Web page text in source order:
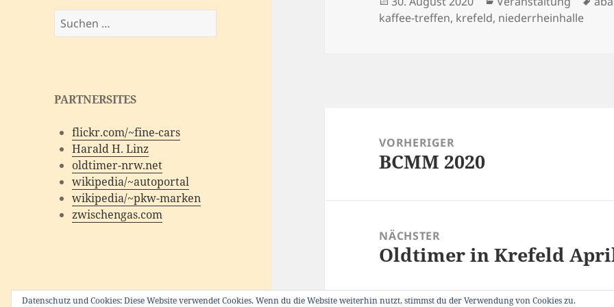
Suchen
nach:
PARTNERSITES
flickr.com/~fine-cars
Harald H. Linz
oldtimer-nrw.net
wikipedia/~autoportal
wikipedia/~pkw-marken
zwischengas.com
am
kaffee-treffen, krefeld, niederrheinhalle
VORHERIGER
Vorheriger
BCMM 2020
NÄCHSTER
Nächster
Oldtimer in Krefeld
Datenschutz und Cookies: Diese Website verwendet Cookies. Wenn du die Website weiterhin nutzt, stimmst du der Verwendung von Cookies zu.